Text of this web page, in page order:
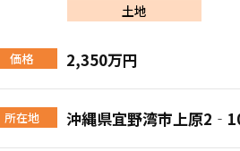
土地
価格 2,350万円
所在地 沖縄県宜野湾市上原